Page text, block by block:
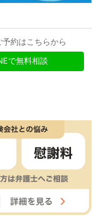
予約はこちらから
で無料相談